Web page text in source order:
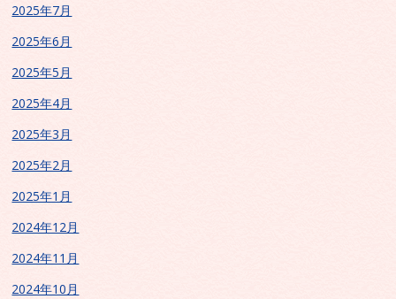
2025年7月
2025年6月
2025年5月
2025年4月
2025年3月
2025年2月
2025年1月
2024年12月
2024年11月
2024年10月